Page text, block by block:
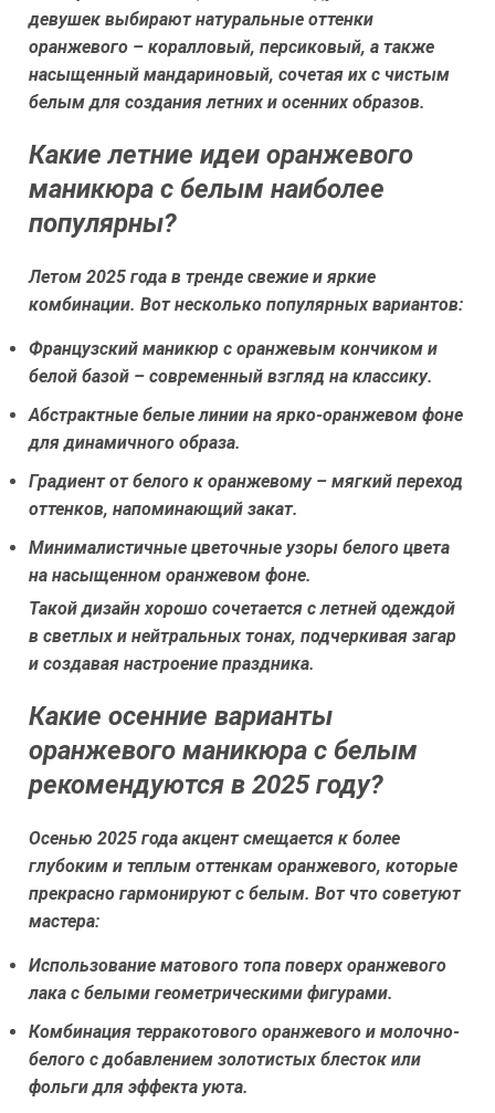
девушек выбирают натуральные оттенки
оранжевого – коралловый, персиковый, а также
насыщенный мандариновый, сочетая их с чистым
белым для создания летних и осенних образов.
Какие летние идеи оранжевого
маникюра с белым наиболее
популярны?
Летом 2025 года в тренде свежие и яркие
комбинации. Вот несколько популярных вариантов:
Французский маникюр с оранжевым кончиком и
белой базой – современный взгляд на классику.
Абстрактные белые линии на ярко-оранжевом фоне
для динамичного образа.
Градиент от белого к оранжевому – мягкий переход
оттенков, напоминающий закат.
Минималистичные цветочные узоры белого цвета
на насыщенном оранжевом фоне.
Такой дизайн хорошо сочетается с летней одеждой
в светлых и нейтральных тонах, подчеркивая загар
и создавая настроение праздника.
Какие осенние варианты
оранжевого маникюра с белым
рекомендуются в 2025 году?
Осенью 2025 года акцент смещается к более
глубоким и теплым оттенкам оранжевого, которые
прекрасно гармонируют с белым. Вот что советуют
мастера:
Использование матового топа поверх оранжевого
лака с белыми геометрическими фигурами.
Комбинация терракотового оранжевого и молочно-
белого с добавлением золотистых блесток или
фольги для эффекта уюта.